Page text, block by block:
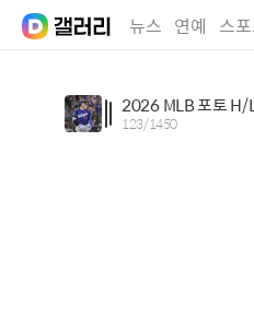
뉴스 연예 스
2026 MLB 포토 H/
123/1450